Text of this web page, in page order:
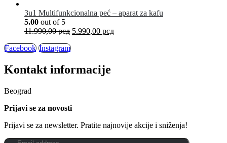
3u1 Multifunkcionalna peć – aparat za kafu
5.00 out of 5
11.990,00рсд 5.990,00 рсд
Facebook Instagram
Kontakt informacije
Beograd
Prijavi se za novosti
Prijavi se za newsletter. Pratite najnovije akcije i sniženja!